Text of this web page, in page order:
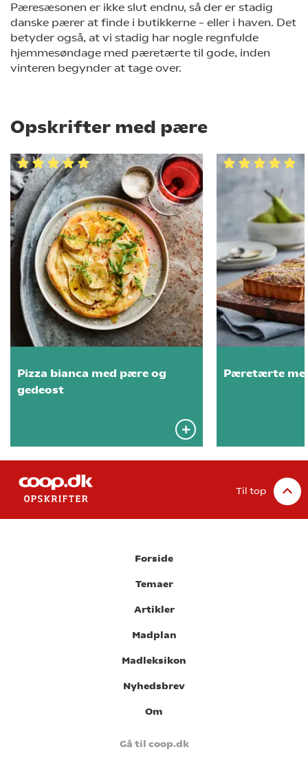
Pæresæsonen er ikke slut endnu, så der er stadig
danske pærer at finde i butikkerne – eller i haven. Det
betyder også, at vi stadig har nogle regnfulde
hjemmesøndage med pæretærte til gode, inden
vinteren begynder at tage over.
Opskrifter med pære
Pizza bianca med pære og
gedeost
Pæretærte
Til top
Forside
Temaer
Artikler
Madplan
Madleksikon
Nyhedsbrev
Om
Gå til coop.dk